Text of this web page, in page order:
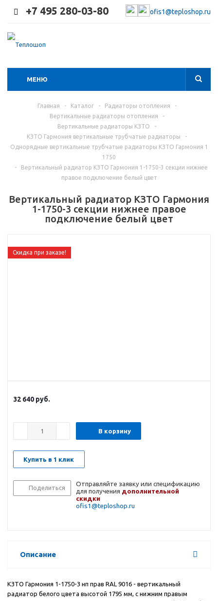
+7 495 280-03-80 ofis1@teploshop.ru
МЕНЮ
Главная - Каталог - Радиаторы отопления
-
Вертикальные радиаторы отопления
-
Вертикальные радиаторы КЗТО
-
КЗТО Гармония вертикальные трубчатые радиаторы
-
Однорядные вертикальные трубчатые радиаторы КЗТО Гармония 1
1750
-
Вертикальный радиатор КЗТО Гармония 1-1750-3 секции нижнее
правое подключение белый цвет
Вертикальный радиатор КЗТО Гармония
1-1750-3 секции нижнее правое
подключение белый цвет
Скидка при заказе!
32 640 руб.
В корзину
Купить в 1 клик
Поделиться
Отправляйте заявку или спецификацию
для получения дополнительной
скидки
ofis1@teploshop.ru
Описание
КЗТО Гармония 1-1750-3 нп прав RAL 9016 - вертикальный
радиатор белого цвета высотой 1795 мм, с нижним правым